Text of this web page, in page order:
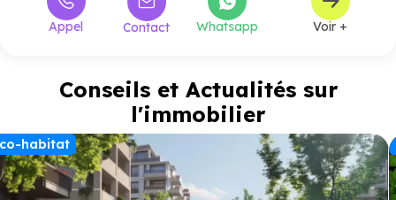
Appel Contact Whatsapp Voir +
Conseils et Actualités sur
l'immobilier
habitat